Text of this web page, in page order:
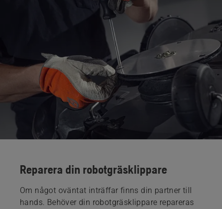
Reparera din robotgräsklippare
Om något oväntat inträffar finns din partner till
hands. Behöver din robotgräsklippare repareras